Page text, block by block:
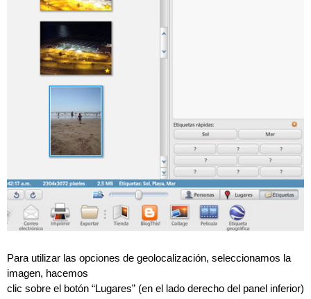
Para utilizar las opciones de geolocalización, seleccionamos la
imagen, hacemos
clic sobre el botón “Lugares” (en el lado derecho del panel inferior)